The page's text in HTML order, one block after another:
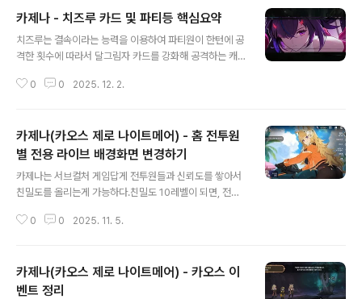
비용 감소 (필수)사냥본능카시우스 파티 채용 시 공용 카드
로 분류된 '장비가방'을 확정 탐색해 옵니다.추천 신뜩임:
공용 카드 드로우극광 응축스택 쌓기의 시작점. 무덤(버린
추천 신뜩임: 패 순환 / 드로우극광 해방무덤에 누적된 모든
카제나 - 치즈루 카드 및 파티등 핵심요약
치즈루는 결속이라는 능력을 이용하여 파티원이 한턴에 공
격한 횟수에 따라서 달그림자 카드를 강화해 공격하는 캐
께가는 파티이다. 특히 트리샤의 0 코스트 카드를 이용해
공허 서포터 캐릭터 미카를 데려가면 안성 맞춤이다. 필자
도 트리샤 참 좋아하는데... 맘에 드는 덱을 만들어 볼 수 있
을것으로 기대된다.
0 0 2025. 12. 2.
카제나(카오스 제로 나이트메어) - 홈 전투원
별 전용 라이브 배경화면 변경하기
카제나는 서브컬처 게임답게 전투원들과 신뢰도를 쌓아서
친밀도를 올리는게 가능하다.친밀도 10레벨이 되면, 전투
적용할 수 있다.라이브 배경 변경은 왼쪽 하단에 윈도우 아
통해서 자신이 해금한 전투원의 특전 배경을 선택할 수 있
다.
0 0 2025. 11. 5.
카제나(카오스 제로 나이트메어) - 카오스 이
벤트 정리